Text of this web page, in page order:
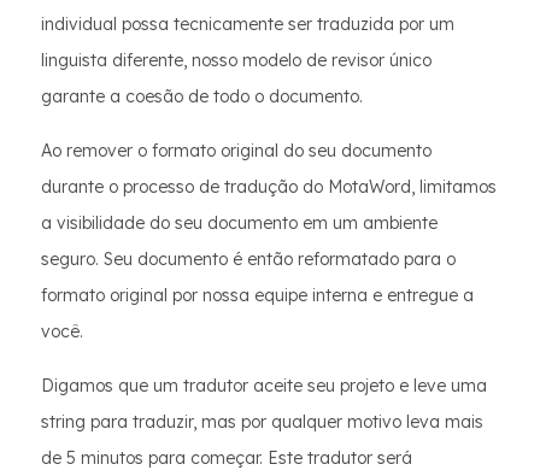
individual possa tecnicamente ser traduzida por um
linguista diferente, nosso modelo de revisor único
garante a coesão de todo o documento.
Ao remover o formato original do seu documento
durante o processo de tradução do MotaWord, limitamos
a visibilidade do seu documento em um ambiente
seguro. Seu documento é então reformatado para o
formato original por nossa equipe interna e entregue a
você.
Digamos que um tradutor aceite seu projeto e leve uma
string para traduzir, mas por qualquer motivo leva mais
de 5 minutos para começar. Este tradutor será